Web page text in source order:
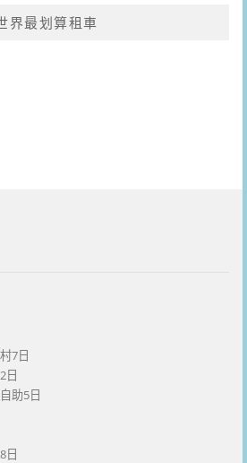
界最划算租車
7日
日
助5日
日